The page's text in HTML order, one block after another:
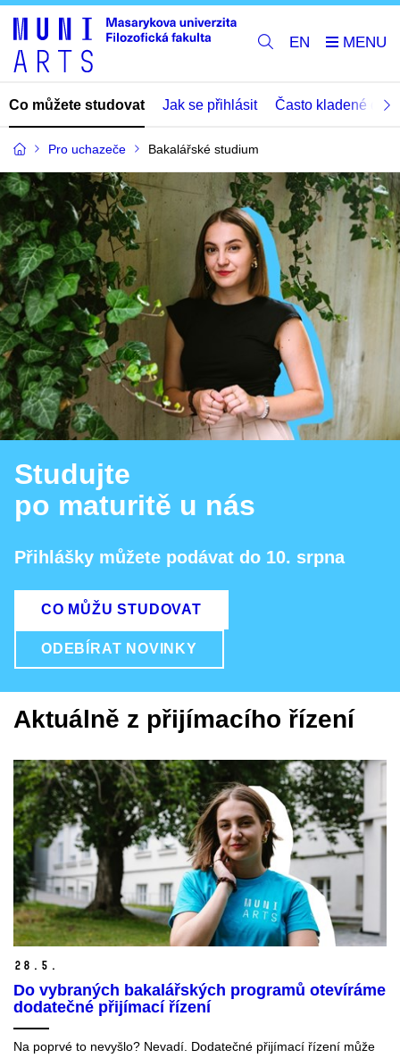
EN
Co můžete studovat Jak se přihlásit Často kladené
Pro uchazeče Bakalářské studium
Studujte
po maturitě u nás
Přihlášky můžete podávat do 10. srpna
CO MŮŽU STUDOVAT
ODEBÍRAT NOVINKY
Aktuálně z přijímacího řízení
28. 5.
Do vybraných bakalářských programů otevíráme
dodatečné přijímací řízení
Na poprvé to nevyšlo? Nevadí. Dodatečné přijímací řízení může